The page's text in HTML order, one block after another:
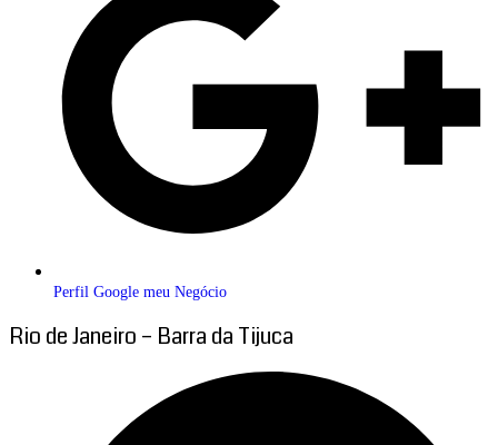
Perfil Google meu Negócio
Rio de Janeiro – Barra da Tijuca